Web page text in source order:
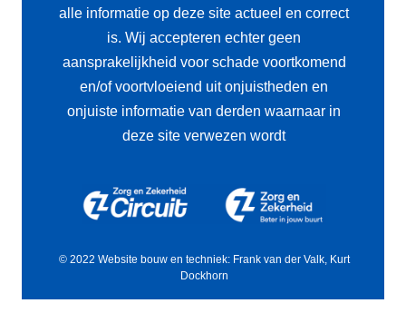
alle informatie op deze site actueel en correct
is. Wij accepteren echter geen
aansprakelijkheid voor schade voortkomend
en/of voortvloeiend uit onjuistheden en
onjuiste informatie van derden waarnaar in
deze site verwezen wordt
© 2022 Website bouw en techniek: Frank van der Valk, Kurt
Dockhorn